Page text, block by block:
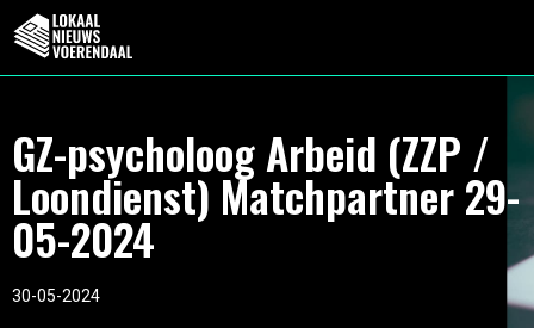
GZ-psycholoog Arbeid (ZZP /
Loondienst) Matchpartner 29-
05-2024
30-05-2024